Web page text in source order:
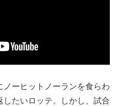
ーヒットノーランを食らわ
たいロッテ。しかし、試合